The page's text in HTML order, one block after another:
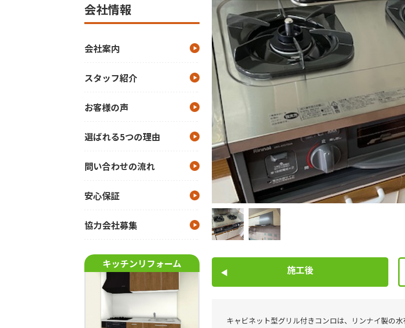
施工後
キャビネット型グリル付きコンロは、リンナイ製の水
会社情報
会社案内
スタッフ紹介
お客様の声
選ばれる5つの理由
問い合わせの流れ
安心保証
協力会社募集
キッチンリフォーム